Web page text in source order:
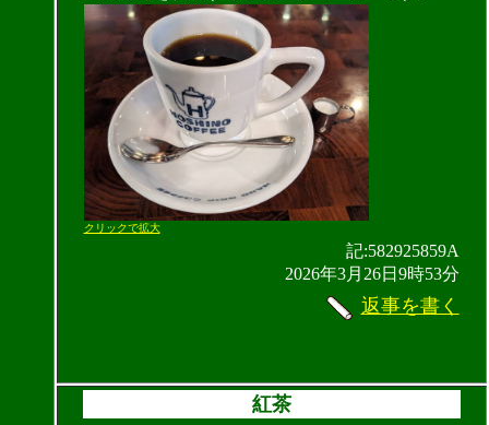
クリックで拡大
記:582925859A
2026年3月26日9時53分
返事を書く
紅茶